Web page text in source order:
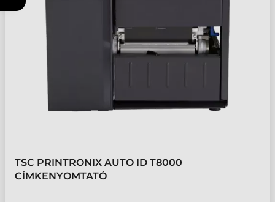
TSC PRINTRONIX AUTO ID T8000
CÍMKENYOMTATÓ